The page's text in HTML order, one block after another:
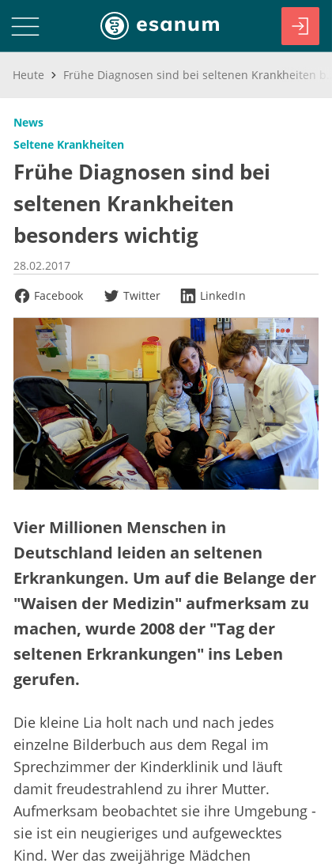
Heute
News
Seltene Krankheiten
Frühe Diagnosen sind bei
seltenen Krankheiten
besonders wichtig
28.02.2017
Facebook
Twitter LinkedIn
Vier Millionen Menschen in
Deutschland leiden an seltenen
Erkrankungen. Um auf die Belange der
"Waisen der Medizin" aufmerksam zu
machen, wurde 2008 der "Tag der
seltenen Erkrankungen" ins Leben
gerufen.
Die kleine Lia holt nach und nach jedes
einzelne Bilderbuch aus dem Regal im
Sprechzimmer der Kinderklinik und läuft
damit freudestrahlend zu ihrer Mutter.
Aufmerksam beobachtet sie ihre Umgebung -
sie ist ein neugieriges und aufgewecktes
Kind. Wer das zweijährige Mädchen